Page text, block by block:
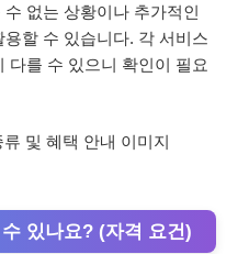
없는 상황이나 추가적인
할 수 있습니다. 각 서비스
다를 수 있으니 확인이 필요
있나요? (자격 요건)